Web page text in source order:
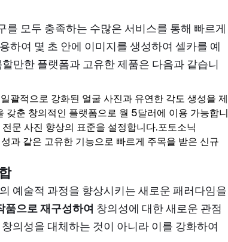
모두 충족하는 수많은 서비스를 통해 빠르게
하여 몇 초 안에 이미지를 생성하여 셀카를 예
만한 플랫폼과 고유한 제품은 다음과 같습니
적으로 강화된 얼굴 사진과 유연한 각도 생성을 제
춘 창의적인 플랫폼으로 월 5달러에 이용 가능합니
문 사진 향상의 표준을 설정합니다.포토소닉
같은 고유한 기능으로 빠르게 주목을 받은 신규
예술적 과정을 향상시키는 새로운 패러다임을
품으로 재구성하여 창의성에 대한 새로운 관점
의성을 대체하는 것이 아니라 이를 강화하여